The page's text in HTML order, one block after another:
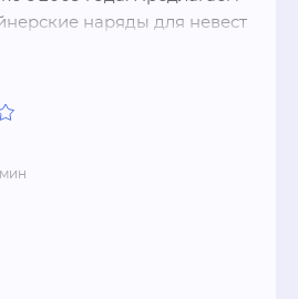
наряды для невест